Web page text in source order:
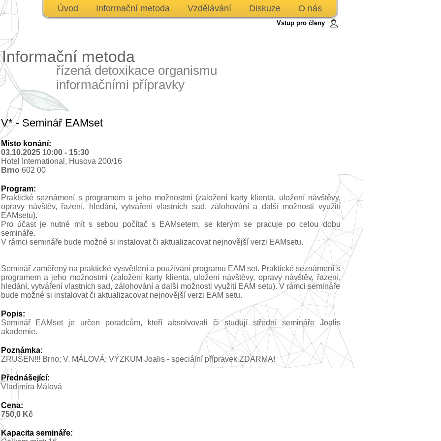
Úvod Informační metoda Vzdělávání Diskuze O nás
Vstup pro členy
Informační metoda
řízená detoxikace organismu
informačními přípravky
V* - Seminář EAMset
Místo konání:
03.10.2025 10:00 - 15:30
Hotel International, Husova 200/16
Brno 602 00
Program:
Praktické seznámení s programem a jeho možnostmi (založení karty klienta, uložení návštěvy,
opravy návštěv, řazení, hledání, vytváření vlastních sad, zálohování a další možnosti využití
EAMsetu).
Pro účast je nutné mít s sebou počítač s EAMsetem, se kterým se pracuje po celou dobu
semináře.
V rámci semináře bude možné si instalovat či aktualizacovat nejnovější verzi EAMsetu.
Seminář zaměřený na praktické vysvětlení a používání programu EAM set. Praktické seznámení s
programem a jeho možnostmi (založení karty klienta, uložení návštěvy, opravy návštěv, řazení,
hledání, vytváření vlastních sad, zálohování a další možnosti využití EAM setu). V rámci semináře
bude možné si instalovat či aktualizacovat nejnovější verzi EAM setu.
Popis:
Seminář EAMset je určen poradcům, kteří absolvovali či studují střední semináře Joalis
akademie.
Poznámka:
ZRUŠEN!!! Brno; V. MÁLOVÁ; VÝZKUM Joalis - speciální přípravek ZDARMA!
Přednášející:
Vladimíra Málová
Cena:
750,0 Kč
Kapacita semináře: